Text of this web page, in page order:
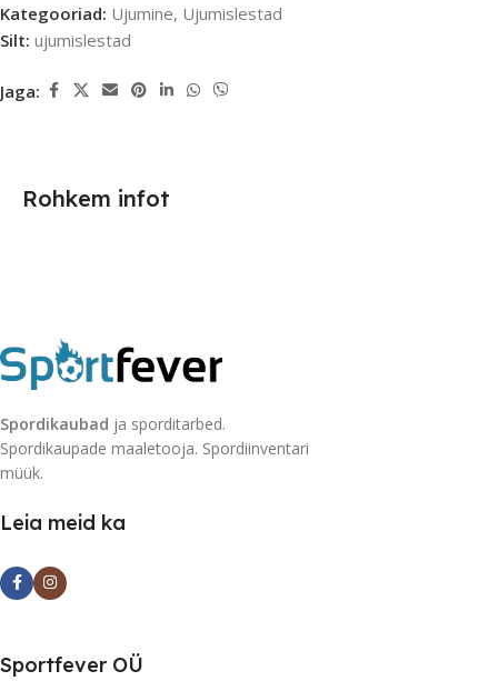
Kategooriad: Ujumine, Ujumislestad
Silt: ujumislestad
Jaga:
Rohkem infot
Spordikaubad ja sporditarbed.
Spordikaupade maaletooja. Spordiinventari
müük.
Leia meid ka
Sportfever OÜ